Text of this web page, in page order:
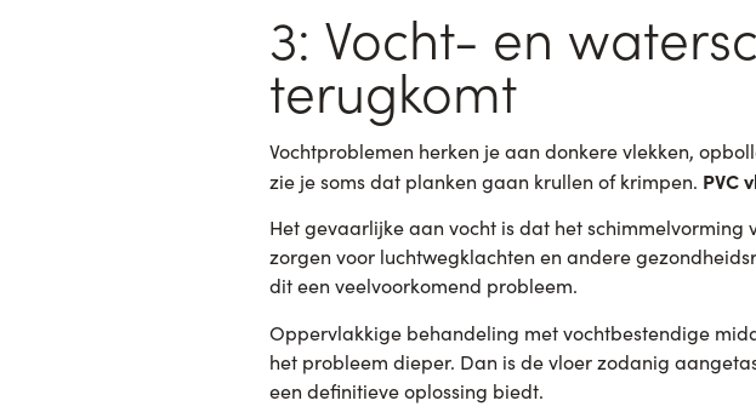
3: Vocht- en
terugkomt
Vochtproblemen herken je aan donkere vlekken,
zie je soms dat planken gaan krullen of krimpen. PVC
Het gevaarlijke aan vocht is dat het
zorgen voor luchtwegklachten en andere
dit een veelvoorkomend probleem.
Oppervlakkige behandeling met vochtbestendige
het probleem dieper. Dan is de vloer zodanig
een definitieve oplossing biedt.